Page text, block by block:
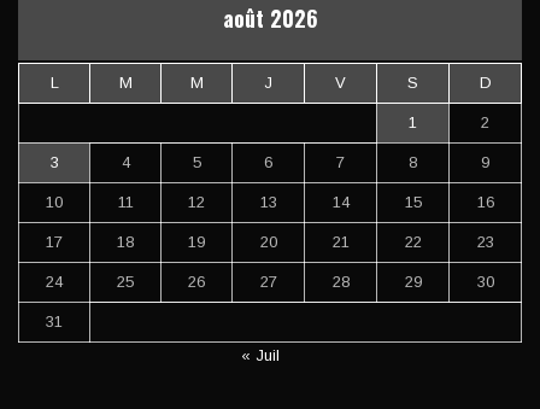
août 2026
L M M J V S D
1 2
3 4 5 6 7 8 9
10 11 12 13 14 15 16
17 18 19 20 21 22 23
24 25 26 27 28 29 30
31
« Juil